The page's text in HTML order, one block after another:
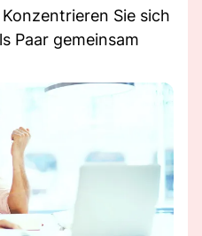
Sie sich
Paar gemeinsam